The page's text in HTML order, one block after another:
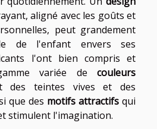
aligné avec les goûts et
peut grandement
de l'enfant envers ses
l'ont bien compris et
variée de couleurs
des teintes vives et des
que des motifs attractifs qui
stimulent l'imagination.